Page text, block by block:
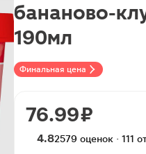
Финальная цена
бананово-
190мл
76.99 ₽
4.82579 оценок · 111